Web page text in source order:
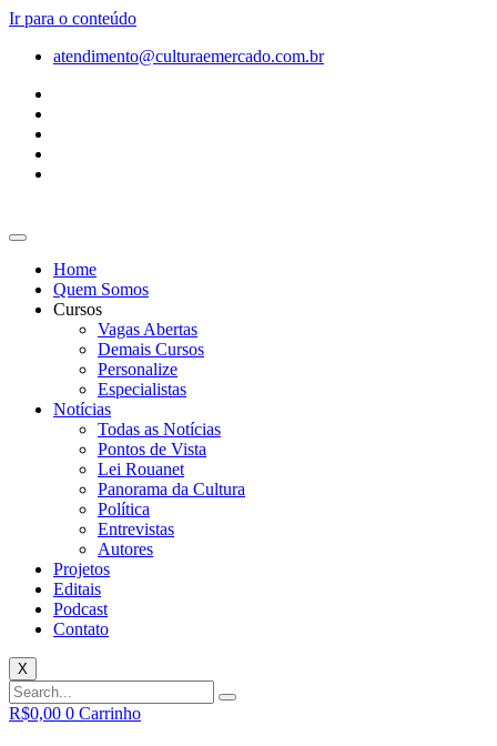
Ir para o conteúdo
atendimento@culturaemercado.com.br
Home
Quem Somos
Cursos
Vagas Abertas
Demais Cursos
Personalize
Especialistas
Notícias
Todas as Notícias
Pontos de Vista
Lei Rouanet
Panorama da Cultura
Política
Entrevistas
Autores
Projetos
Editais
Podcast
Contato
X
R$0,00 0 Carrinho